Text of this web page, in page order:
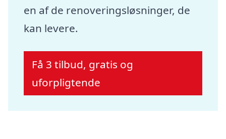
en af de renoveringsløsninger, de
kan levere.
Få 3 tilbud, gratis og
uforpligtende